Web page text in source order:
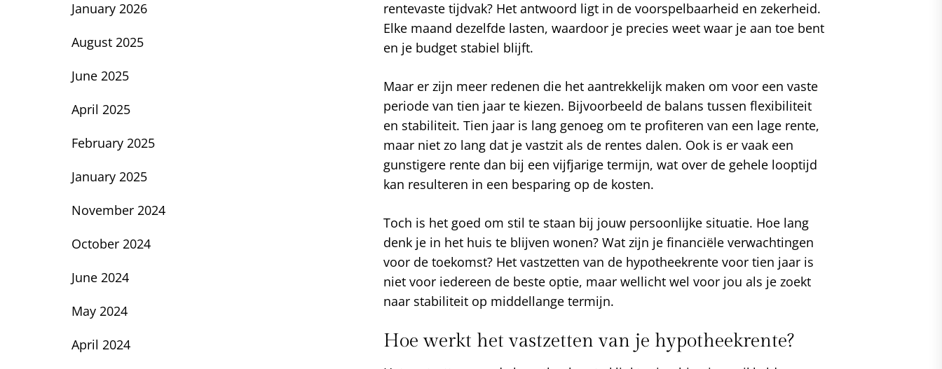
rentevaste tijdvak? Het antwoord ligt in de voorspelbaarheid en zekerheid.
Elke maand dezelfde lasten, waardoor je precies weet waar je aan toe bent
en je budget stabiel blijft.
Maar er zijn meer redenen die het aantrekkelijk maken om voor een vaste
periode van tien jaar te kiezen. Bijvoorbeeld de balans tussen flexibiliteit
en stabiliteit. Tien jaar is lang genoeg om te profiteren van een lage rente,
maar niet zo lang dat je vastzit als de rentes dalen. Ook is er vaak een
gunstigere rente dan bij een vijfjarige termijn, wat over de gehele looptijd
kan resulteren in een besparing op de kosten.
Toch is het goed om stil te staan bij jouw persoonlijke situatie. Hoe lang
denk je in het huis te blijven wonen? Wat zijn je financiële verwachtingen
voor de toekomst? Het vastzetten van de hypotheekrente voor tien jaar is
niet voor iedereen de beste optie, maar wellicht wel voor jou als je zoekt
naar stabiliteit op middellange termijn.
Hoe werkt het vastzetten van je hypotheekrente?
January 2026
August 2025
June 2025
April 2025
February 2025
January 2025
November 2024
October 2024
June 2024
May 2024
April 2024